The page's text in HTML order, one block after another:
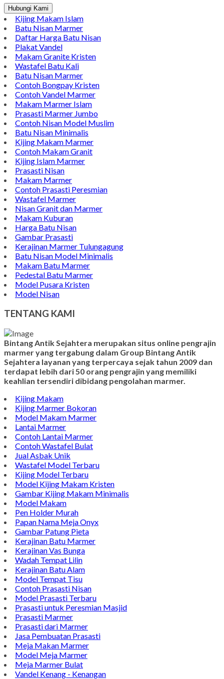
Hubungi Kami
Kijing Makam Islam
Batu Nisan Marmer
Daftar Harga Batu Nisan
Plakat Vandel
Makam Granite Kristen
Wastafel Batu Kali
Batu Nisan Marmer
Contoh Bongpay Kristen
Contoh Vandel Marmer
Makam Marmer Islam
Prasasti Marmer Jumbo
Contoh Nisan Model Muslim
Batu Nisan Minimalis
Kijing Makam Marmer
Contoh Makam Granit
Kijing Islam Marmer
Prasasti Nisan
Makam Marmer
Contoh Prasasti Peresmian
Wastafel Marmer
Nisan Granit dan Marmer
Makam Kuburan
Harga Batu Nisan
Gambar Prasasti
Kerajinan Marmer Tulungagung
Batu Nisan Model Minimalis
Makam Batu Marmer
Pedestal Batu Marmer
Model Pusara Kristen
Model Nisan
TENTANG KAMI
Bintang Antik Sejahtera merupakan situs online pengrajin
marmer yang tergabung dalam Group Bintang Antik
Sejahtera layanan yang terpercaya sejak tahun 2009 dan
terdapat lebih dari 50 orang pengrajin yang memiliki
keahlian tersendiri dibidang pengolahan marmer.
Kijing Makam
Kijing Marmer Bokoran
Model Makam Marmer
Lantai Marmer
Contoh Lantai Marmer
Contoh Wastafel Bulat
Jual Asbak Unik
Wastafel Model Terbaru
Kijing Model Terbaru
Model Kijing Makam Kristen
Gambar Kijing Makam Minimalis
Model Makam
Pen Holder Murah
Papan Nama Meja Onyx
Gambar Patung Pieta
Kerajinan Batu Marmer
Kerajinan Vas Bunga
Wadah Tempat Lilin
Kerajinan Batu Alam
Model Tempat Tisu
Contoh Prasasti Nisan
Model Prasasti Terbaru
Prasasti untuk Peresmian Masjid
Prasasti Marmer
Prasasti dari Marmer
Jasa Pembuatan Prasasti
Meja Makan Marmer
Model Meja Marmer
Meja Marmer Bulat
Vandel Kenang - Kenangan